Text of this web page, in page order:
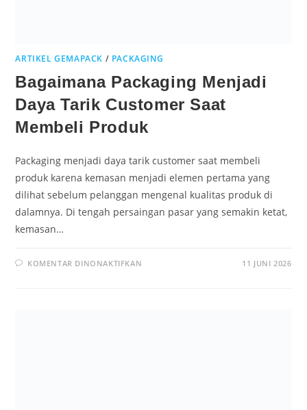
ARTIKEL GEMAPACK / PACKAGING
Bagaimana Packaging Menjadi
Daya Tarik Customer Saat
Membeli Produk
Packaging menjadi daya tarik customer saat membeli
produk karena kemasan menjadi elemen pertama yang
dilihat sebelum pelanggan mengenal kualitas produk di
dalamnya. Di tengah persaingan pasar yang semakin ketat,
kemasan…
KOMENTAR DINONAKTIFKAN 11 JUNI 2026